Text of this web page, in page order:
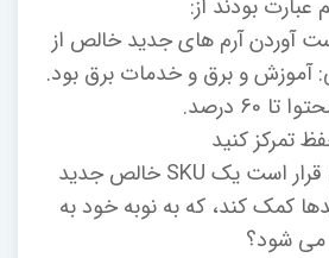
آوردن آرم های جدید خالص از
آموزش و برق و خدمات برق بود.
4. درآمد: آیا این ویژگی قرار است یک SKU خالص جدید
کمک کند، که به نوبه خود به
می شود؟